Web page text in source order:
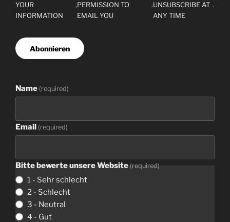
YOUR
INFORMATION
,PERMISSION TO
EMAIL YOU
.UNSUBSCRIBE AT
ANY TIME
.
Abonnieren
Name (required)
Email (required)
Bitte bewerte unsere Website (required)
1 - Sehr schlecht
2 - Schlecht
3 - Neutral
4 - Gut